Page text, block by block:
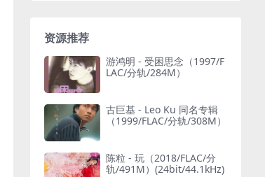
资源推荐
游鸿明 - 受困思念（1997/F
LAC/分轨/284M）
古巨基 - Leo Ku 同名专辑
（1999/FLAC/分轨/308M）
陈粒 - 玩（2018/FLAC/分
轨/491M）(24bit/44.1kHz)